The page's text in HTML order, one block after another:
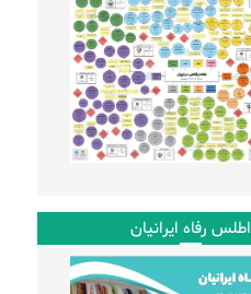
اطلس رفاه ایرانیان